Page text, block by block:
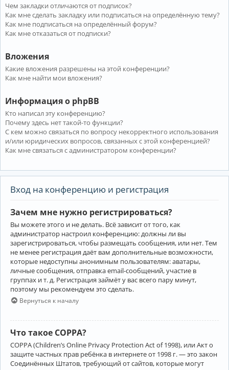
Чем закладки отличаются от подписок?
Как мне сделать закладку или подписаться на определённую тему?
Как мне подписаться на определённый форум?
Как мне отказаться от подписки?
Вложения
Какие вложения разрешены на этой конференции?
Как мне найти мои вложения?
Информация о phpBB
Кто написал эту конференцию?
Почему здесь нет такой-то функции?
С кем можно связаться по вопросу некорректного использования
и/или юридических вопросов, связанных с этой конференцией?
Как мне связаться с администратором конференции?
Вход на конференцию и регистрация
Зачем мне нужно регистрироваться?
Вы можете этого и не делать. Всё зависит от того, как
администратор настроил конференцию: должны ли вы
зарегистрироваться, чтобы размещать сообщения, или нет. Тем
не менее регистрация даёт вам дополнительные возможности,
которые недоступны анонимным пользователям: аватары,
личные сообщения, отправка email-сообщений, участие в
группах и т. д. Регистрация займёт у вас всего пару минут,
поэтому мы рекомендуем это сделать.
Вернуться к началу
Что такое COPPA?
COPPA (Children’s Online Privacy Protection Act of 1998), или Акт о
защите частных прав ребёнка в интернете от 1998 г. — это закон
Соединённых Штатов, требующий от сайтов, которые могут